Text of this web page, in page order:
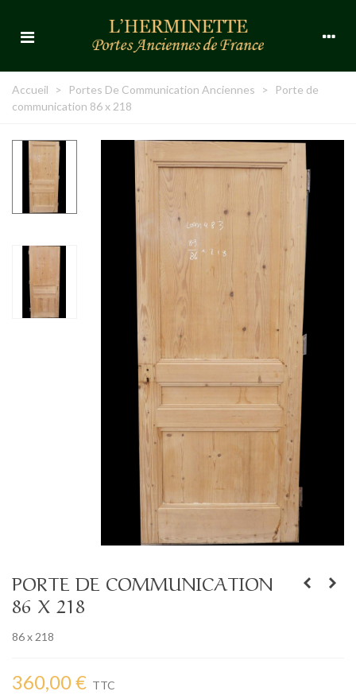
Accueil > Portes De Communication Anciennes >
Porte de
communication 86 x 218
PORTE DE COMMUNICATION
86 X 218
86 x 218
360,00 € TTC